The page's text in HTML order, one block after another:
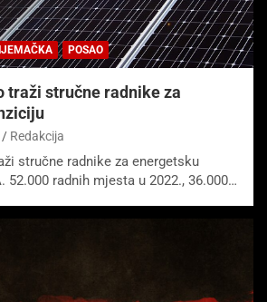
POSAO
traži stručne radnike za
Redakcija
stručne radnike za energetsku
52.000 radnih mjesta u 2022., 36.000…